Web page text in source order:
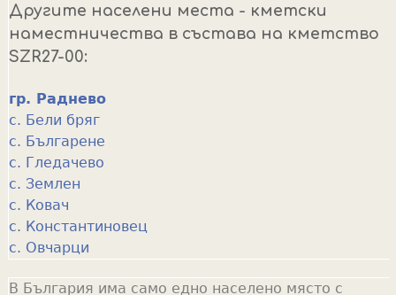
Другите населени места - кметски
наместничества в състава на кметство
SZR27-00:
гр. Раднево
с. Бели бряг
с. Българене
с. Гледачево
с. Землен
с. Ковач
с. Константиновец
с. Овчарци
В България има само едно населено място с